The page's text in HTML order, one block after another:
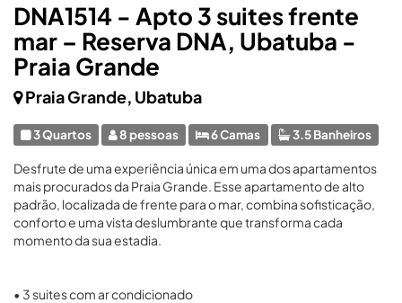
DNA1514 - Apto 3 suites frente
mar – Reserva DNA, Ubatuba -
Praia Grande
Praia Grande, Ubatuba
3 Quartos 8 pessoas 6 Camas 3.5 Banheiros
Desfrute de uma experiência única em uma dos apartamentos
mais procurados da Praia Grande. Esse apartamento de alto
padrão, localizada de frente para o mar, combina sofisticação,
conforto e uma vista deslumbrante que transforma cada
momento da sua estadia.
• 3 suites com ar condicionado